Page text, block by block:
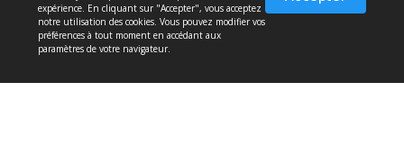
Politique de retour
Livraison
expérience. En cliquant sur "Accepter", vous acceptez
notre utilisation des cookies. Vous pouvez modifier vos
préférences à tout moment en accédant aux
paramètres de votre navigateur.